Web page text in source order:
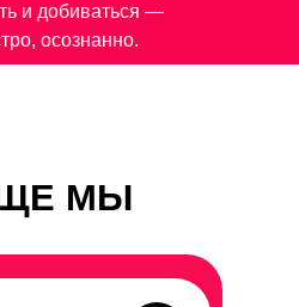
и добиваться —
осознанно.
МЫ